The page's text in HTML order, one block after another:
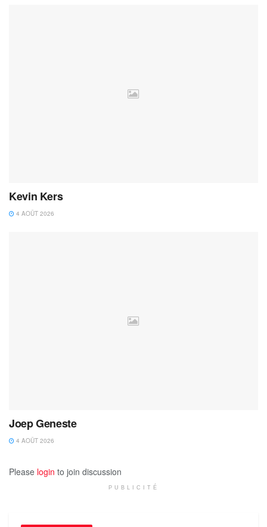
Kevin Kers
4 AOÛT 2026
Joep Geneste
4 AOÛT 2026
Please login to join discussion
PUBLICITÉ